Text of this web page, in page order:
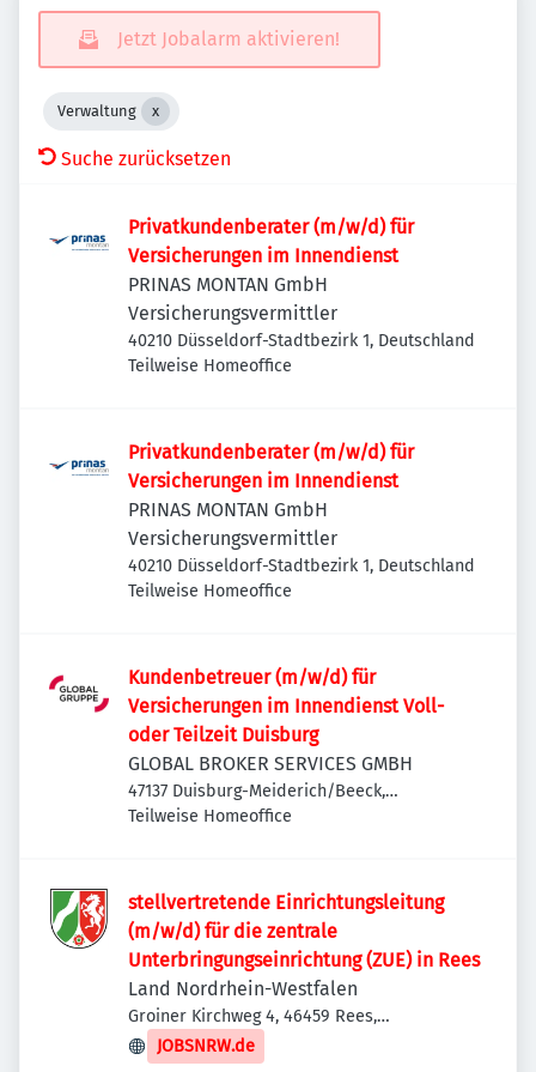
Jetzt Jobalarm aktivieren!
Verwaltung
Suche zurücksetzen
Privatkundenberater (m/w/d) für
Versicherungen im Innendienst
PRINAS MONTAN GmbH
Versicherungsvermittler
40210 Düsseldorf-Stadtbezirk 1, Deutschland
Teilweise Homeoffice
Privatkundenberater (m/w/d) für
Versicherungen im Innendienst
PRINAS MONTAN GmbH
Versicherungsvermittler
40210 Düsseldorf-Stadtbezirk 1, Deutschland
Teilweise Homeoffice
Kundenbetreuer (m/w/d) für
Versicherungen im Innendienst Voll-
oder Teilzeit Duisburg
GLOBAL BROKER SERVICES GMBH
47137 Duisburg-Meiderich/Beeck,
Deutschland
Teilweise Homeoffice
stellvertretende Einrichtungsleitung
(m/w/d) für die zentrale
Unterbringungseinrichtung (ZUE) in Rees
Land Nordrhein-Westfalen
Groiner Kirchweg 4, 46459 Rees,
Deutschland
JOBSNRW.de